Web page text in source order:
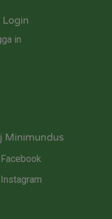
Login
in
Minimundus
Facebook
Instagram